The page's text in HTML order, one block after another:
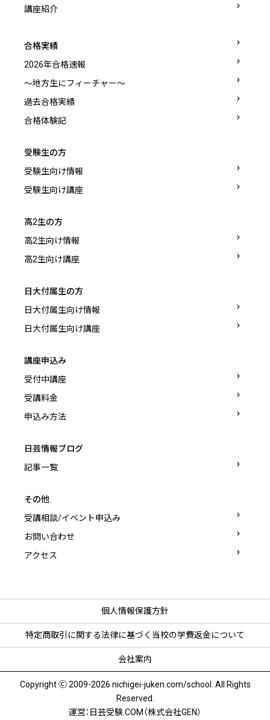
講座紹介
合格実績
2026年合格速報
〜地方生にフィーチャー〜
過去合格実績
合格体験記
受験生の方
受験生向け情報
受験生向け講座
高2生の方
高2生向け情報
高2生向け講座
日大付属生の方
日大付属生向け情報
日大付属生向け講座
講座申込み
受付中講座
受講料金
申込み方法
日芸情報ブログ
記事一覧
その他
受講相談/イベント申込み
お問い合わせ
アクセス
個人情報保護方針
特定商取引に関する法律に基づく 当校の学費返金について
会社案内
Copyright Ⓒ 2009-2026 nichigei-juken.com/school. All Rights
Reserved.
運営：日芸受験.COM（株式会社GEN）